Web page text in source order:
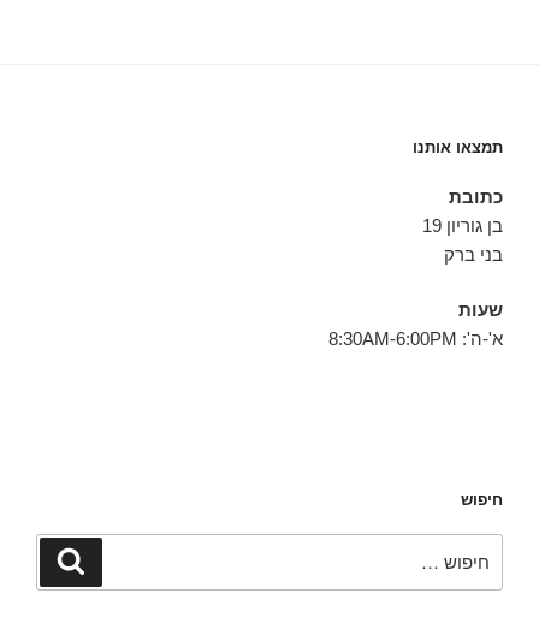
תמצאו אותנו
כתובת
בן גוריון 19
בני ברק
שעות
א'-ה': 8:30AM-6:00PM
חיפוש
חיפוש